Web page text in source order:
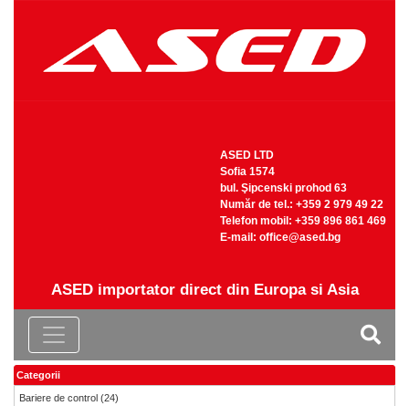
ASED LTD
Sofia 1574
bul. Şipcenski prohod 63
Număr de tel.: +359 2 979 49 22
Telefon mobil: +359 896 861 469
Е-mail: office@ased.bg
ASED importator direct din Europa si Asia
Categorii
Bariere de control (24)